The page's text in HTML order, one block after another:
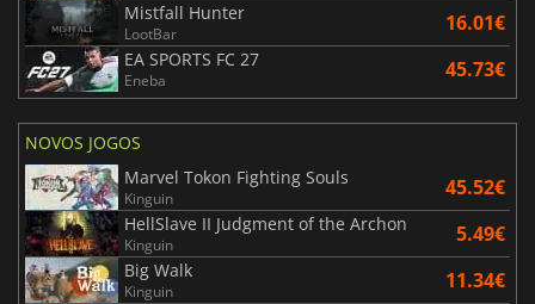
Mistfall Hunter
LootBar 16.01€
EA SPORTS FC 27
Eneba 45.73€
NOVOS JOGOS
Marvel Tokon Fighting Souls
Kinguin 45.52€
HellSlave II Judgment of the Archon
Kinguin 5.49€
Big Walk
Kinguin 11.34€